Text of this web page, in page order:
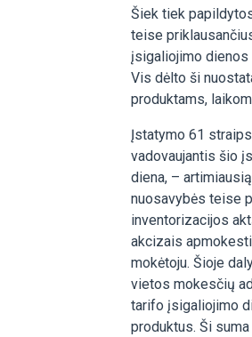
Šiek tiek
teise
įsigaliojimo dienos
Vis dėlto ši
produktams,
Įstatymo 61
vadovaujantis šio
diena, –
nuosavybės teise
inventorizacijos
akcizais
mokėtoju. Šioje
vietos mokesčių
tarifo įsigaliojimo
produktus. Ši